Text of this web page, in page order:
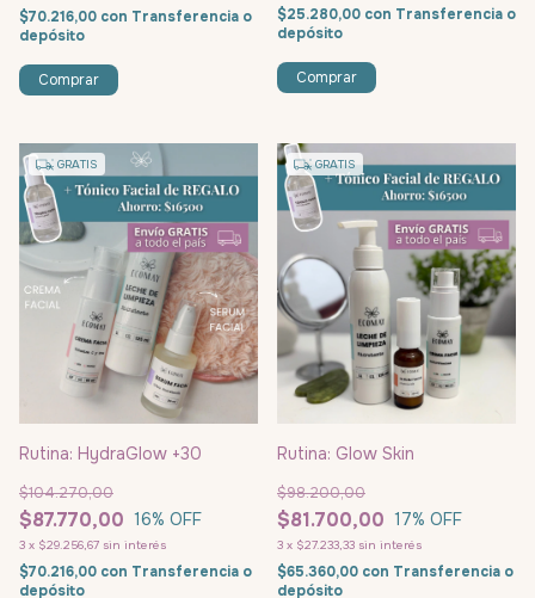
$70.216,00 con Transferencia o
depósito
$25.280,00 con Transferencia o
depósito
GRATIS
Rutina: HydraGlow +30
$87.770,00
$104.270,00
16% OFF
3 x $29.256,67 sin interés
$70.216,00 con Transferencia o
depósito
GRATIS
Rutina: Glow Skin
$81.700,00
$98.200,00
17% OFF
3 x $27.233,33 sin interés
$65.360,00 con Transferencia o
depósito